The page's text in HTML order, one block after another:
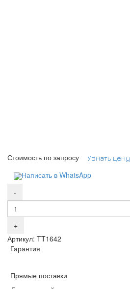
Стоимость по запросу Узнать цену
Написать в WhatsApp
Артикул: TT1642
Гарантия
Прямые поставки